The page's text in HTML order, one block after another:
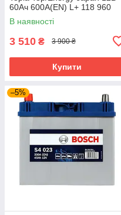
60Ач 600А(EN) L+ 118 960
В наявності
3 510 ₴ 3 900 ₴
Купити
–5%